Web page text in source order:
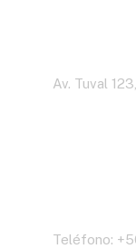
Av. Tuval
Teléfono: